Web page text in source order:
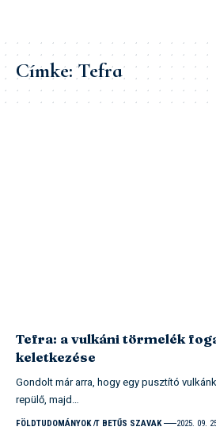
Címke:Tefra
Tefra: a vulkáni törmelék
keletkezése
Gondolt már arra, hogy egy pusztító
repülő, majd…
FÖLDTUDOMÁNYOK T BETŰS SZAVAK 2025. 09.